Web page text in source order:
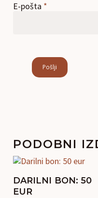
E-pošta *
PODOBNI
Dodaj V Košarico
DARILNI BON: 50
EUR